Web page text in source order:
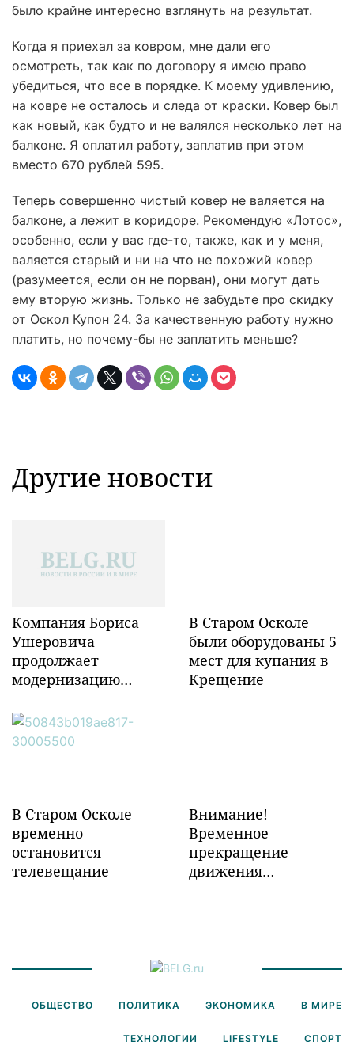
было крайне интересно взглянуть на результат.
Когда я приехал за ковром, мне дали его
осмотреть, так как по договору я имею право
убедиться, что все в порядке. К моему удивлению,
на ковре не осталось и следа от краски. Ковер был
как новый, как будто и не валялся несколько лет на
балконе. Я оплатил работу, заплатив при этом
вместо 670 рублей 595.
Теперь совершенно чистый ковер не валяется на
балконе, а лежит в коридоре. Рекомендую «Лотос»,
особенно, если у вас где-то, также, как и у меня,
валяется старый и ни на что не похожий ковер
(разумеется, если он не порван), они могут дать
ему вторую жизнь. Только не забудьте про скидку
от Оскол Купон 24. За качественную работу нужно
платить, но почему-бы не заплатить меньше?
Другие новости
Компания Бориса
Ушеровича
продолжает
модернизацию
инфраструктуры в
Забайкалье
В Старом Осколе
были оборудованы 5
мест для купания в
Крещение
В Старом Осколе
временно
остановится
телевещание
Внимание!
Временное
прекращение
движения
ОБЩЕСТВО ПОЛИТИКА ЭКОНОМИКА В МИРЕ
ТЕХНОЛОГИИ LIFESTYLE СПОРТ